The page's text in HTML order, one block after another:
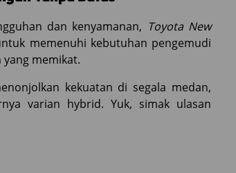
dan kenyamanan, Toyota New
memenuhi kebutuhan pengemudi
memikat.
kekuatan di segala medan,
varian hybrid. Yuk, simak ulasan